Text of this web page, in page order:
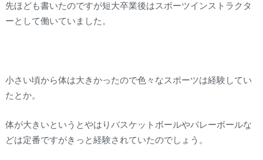
先ほども書いたのですが短大卒業後はスポーツインストラクタ
ーとして働いていました。
小さい頃から体は大きかったので色々なスポーツは経験してい
たとか。
体が大きいというとやはりバスケットボールやバレーボールな
どは定番ですがきっと経験されていたのでしょう。